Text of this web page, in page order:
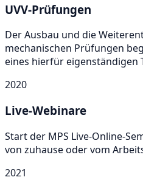
UVV-Prüfungen
Der Ausbau und die
mechanischen Prüfungen
eines hierfür eigenständigen
2020
Live-Webinare
Start der MPS Live-Online-
von zuhause oder vom
2021